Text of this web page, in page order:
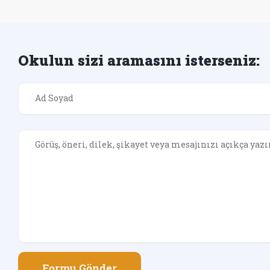
Okulun sizi aramasını isterseniz: